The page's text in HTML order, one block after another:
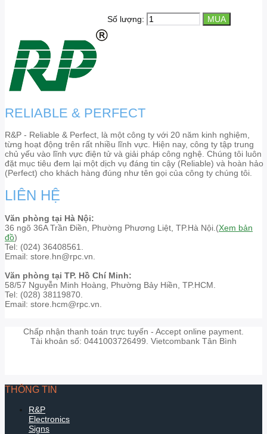
Số lượng:
RELIABLE & PERFECT
R&P - Reliable & Perfect, là một công ty với 20 năm kinh nghiệm,
từng hoạt động trên rất nhiều lĩnh vực. Hiện nay, công ty tập trung
chủ yếu vào lĩnh vực điện tử và giải pháp công nghệ. Chúng tôi luôn
đặt mục tiêu đem lại một dịch vụ đáng tin cậy (Reliable) và hoàn hảo
(Perfect) cho khách hàng đúng như tên gọi của công ty chúng tôi.
LIÊN HỆ
Văn phòng tại Hà Nội:
36 ngõ 36A Trần Điền, Phường Phương Liệt, TP.Hà Nội.(Xem bản
đồ)
Tel: (024) 36408561.
Email: store.hn@rpc.vn.
Văn phòng tại TP. Hồ Chí Minh:
58/57 Nguyễn Minh Hoàng, Phường Bảy Hiền, TP.HCM.
Tel: (028) 38119870.
Email: store.hcm@rpc.vn.
Chấp nhận thanh toán trực tuyến - Accept online payment.
Tài khoản số: 0441003726499. Vietcombank Tân Bình
THÔNG TIN
R&P
Electronics
Signs